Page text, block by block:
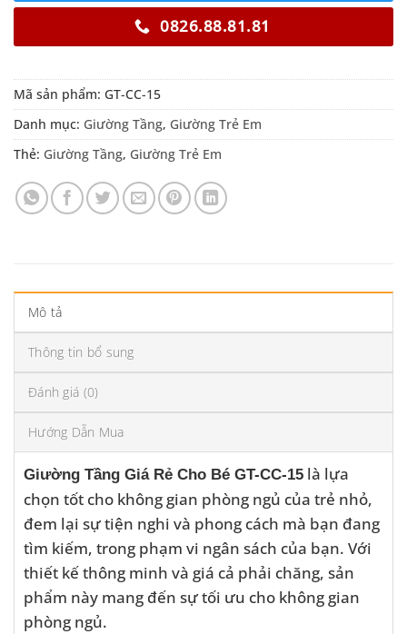
0826.88.81.81
Mã sản phẩm: GT-CC-15
Danh mục: Giường Tầng, Giường Trẻ Em
Thẻ: Giường Tầng, Giường Trẻ Em
Mô tả
Thông tin bổ sung
Đánh giá (0)
Hướng Dẫn Mua
Giường Tầng Giá Rẻ Cho Bé GT-CC-15 là lựa
chọn tốt cho không gian phòng ngủ của trẻ nhỏ,
đem lại sự tiện nghi và phong cách mà bạn đang
tìm kiếm, trong phạm vi ngân sách của bạn. Với
thiết kế thông minh và giá cả phải chăng, sản
phẩm này mang đến sự tối ưu cho không gian
phòng ngủ.